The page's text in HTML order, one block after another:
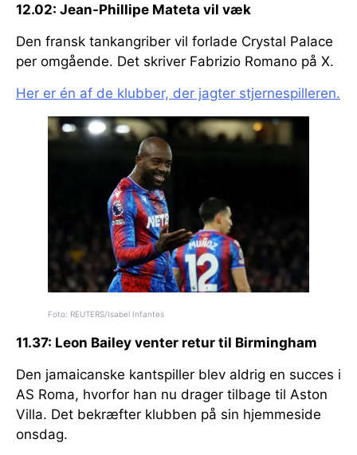
12.02: Jean-Phillipe Mateta vil væk
Den fransk tankangriber vil forlade Crystal Palace
per omgående. Det skriver Fabrizio Romano på X.
Her er én af de klubber, der jagter stjernespilleren.
Foto: REUTERS/Isabel Infantes
11.37: Leon Bailey venter retur til Birmingham
Den jamaicanske kantspiller blev aldrig en succes i
AS Roma, hvorfor han nu drager tilbage til Aston
Villa. Det bekræfter klubben på sin hjemmeside
onsdag.